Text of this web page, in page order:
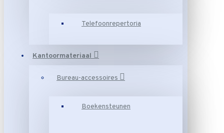
Telefoonrepertoria
Kantoormateriaal
Bureau-accessoires
Boekensteunen